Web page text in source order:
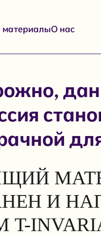
материалыО нас
И